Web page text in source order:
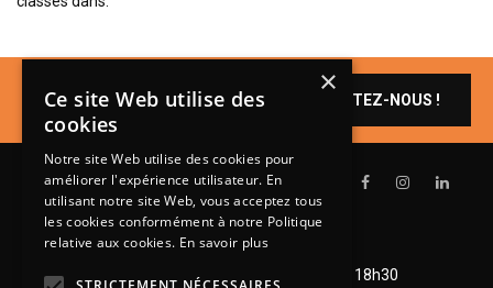
LITERIE
MATELAS
LITS RELEVABLES
Un produit vous
intéresse ?
CONTACTEZ-NOUS !
Lundi de 14h à 18h30
Mardi à vendredi de 9h à 12h et de 14h à 18h30
×
Ce site Web utilise des
cookies
Notre site Web utilise des cookies pour
améliorer l'expérience utilisateur. En
utilisant notre site Web, vous acceptez tous
les cookies conformément à notre Politique
relative aux cookies. En savoir plus